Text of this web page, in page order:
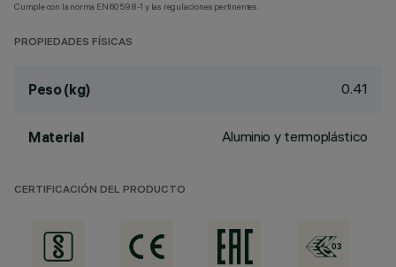
Cumple con la norma EN60598-1 y las regulaciones pertinentes.
PROPIEDADES FÍSICAS
Peso (kg) 0.41
Material Aluminio y termoplástico
CERTIFICACIÓN DEL PRODUCTO